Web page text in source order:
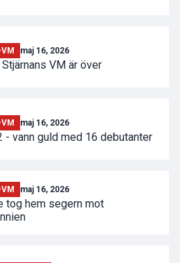
VM maj 16, 2026
VM är över
VM maj 16, 2026
- vann guld med 16 debutanter
maj 16, 2026
tog hem segern mot